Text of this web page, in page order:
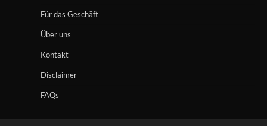
Für das Geschäft
Über uns
Kontakt
Disclaimer
FAQs